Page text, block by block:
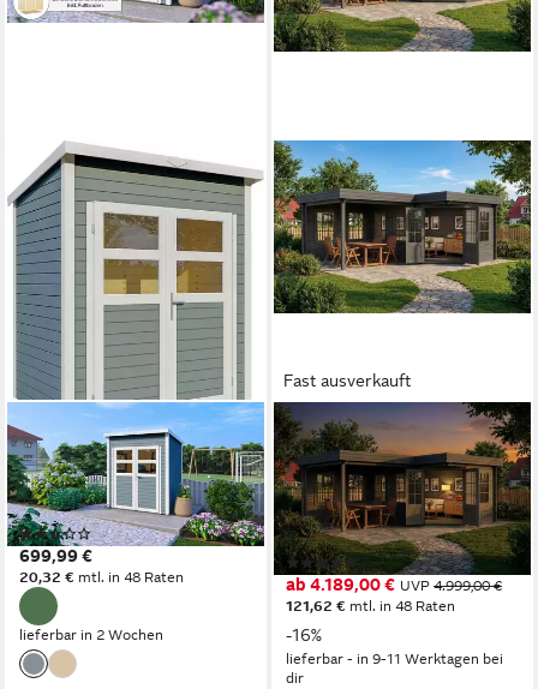
KONIFERA
Gartenhaus Felix 1, BxT:
191x139 cm, Inklusive
Fussboden
(2)
699,99 €
20,32 € mtl. in 48 Raten
lieferbar in 2 Wochen
Fast ausverkauft
ALPHOLZ
Gartenhaus Holz 5-Eck Pepe,
BxT: 618x462 cm, in
Imprägniert (Grau) mit 40mm
Wandstärke
(1)
ab 4.189,00 € UVP 4.999,00 €
121,62 € mtl. in 48 Raten
-16%
lieferbar - in 9-11 Werktagen bei
dir